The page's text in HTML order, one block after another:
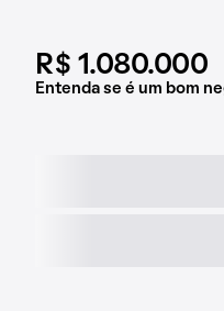
R$ 1.080.000
Entenda se é um bom